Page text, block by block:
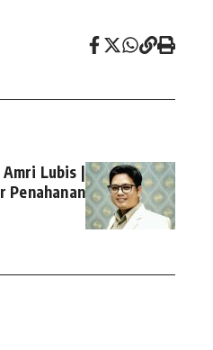
Amri Lubis |
Penahanan